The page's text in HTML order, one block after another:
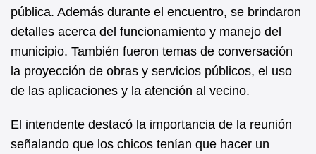
pública. Además durante el encuentro, se brindaron
detalles acerca del funcionamiento y manejo del
municipio. También fueron temas de conversación
la proyección de obras y servicios públicos, el uso
de las aplicaciones y la atención al vecino.
El intendente destacó la importancia de la reunión
señalando que los chicos tenían que hacer un